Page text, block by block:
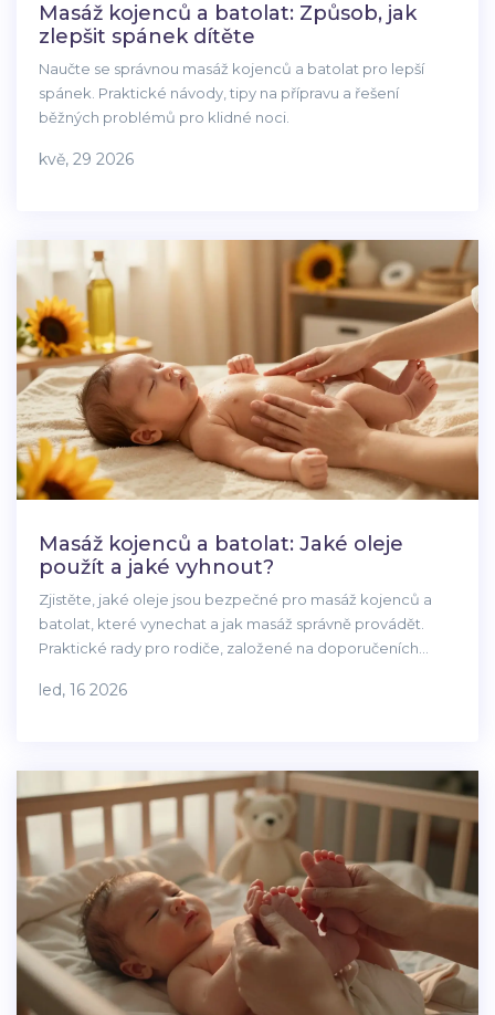
Masáž kojenců a batolat: Způsob, jak
zlepšit spánek dítěte
Naučte se správnou masáž kojenců a batolat pro lepší
spánek. Praktické návody, tipy na přípravu a řešení
běžných problémů pro klidné noci.
kvě, 29 2026
Masáž kojenců a batolat: Jaké oleje
použít a jaké vyhnout?
Zjistěte, jaké oleje jsou bezpečné pro masáž kojenců a
batolat, které vynechat a jak masáž správně provádět.
Praktické rady pro rodiče, založené na doporučeních
led, 16 2026